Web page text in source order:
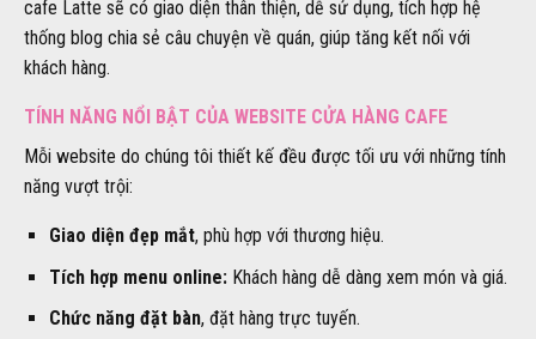
cafe Latte sẽ có giao diện thân thiện, dễ sử dụng, tích hợp hệ
thống blog chia sẻ câu chuyện về quán, giúp tăng kết nối với
khách hàng.
TÍNH NĂNG NỔI BẬT CỦA WEBSITE CỬA HÀNG CAFE
Mỗi website do chúng tôi thiết kế đều được tối ưu với những tính
năng vượt trội:
Giao diện đẹp mắt, phù hợp với thương hiệu.
Tích hợp menu online:Khách hàng dễ dàng xem món và giá.
Chức năng đặt bàn, đặt hàng trực tuyến.